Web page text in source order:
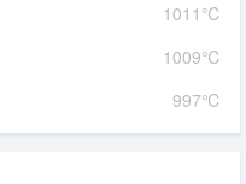
1011℃
1009℃
997℃